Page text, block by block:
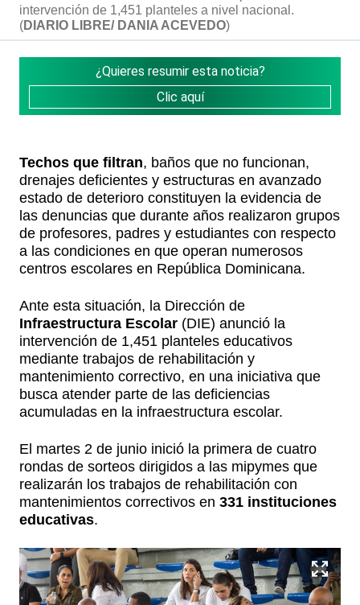
intervención de 1,451 planteles a nivel nacional.
(DIARIO LIBRE/ DANIA ACEVEDO)
¿Quieres resumir esta noticia?
Clic aquí
Techos que filtran, baños que no funcionan,
drenajes deficientes y estructuras en avanzado
estado de deterioro constituyen la evidencia de
las denuncias que durante años realizaron grupos
de profesores, padres y estudiantes con respecto
a las condiciones en que operan numerosos
centros escolares en República Dominicana.
Ante esta situación, la Dirección de
Infraestructura Escolar (DIE) anunció la
intervención de 1,451 planteles educativos
mediante trabajos de rehabilitación y
mantenimiento correctivo, en una iniciativa que
busca atender parte de las deficiencias
acumuladas en la infraestructura escolar.
El martes 2 de junio inició la primera de cuatro
rondas de sorteos dirigidos a las mipymes que
realizarán los trabajos de rehabilitación con
mantenimientos correctivos en 331 instituciones
educativas.